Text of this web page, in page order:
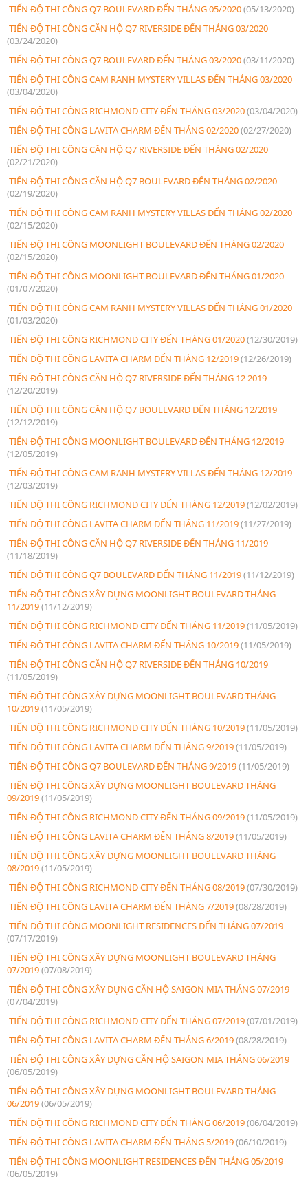
TIẾN ĐỘ THI CÔNG Q7 BOULEVARD ĐẾN THÁNG 05/2020(05/13/2020)
TIẾN ĐỘ THI CÔNG CĂN HỘ Q7 RIVERSIDE ĐẾN THÁNG 03/2020
(03/24/2020)
TIẾN ĐỘ THI CÔNG Q7 BOULEVARD ĐẾN THÁNG 03/2020(03/11/2020)
TIẾN ĐỘ THI CÔNG CAM RANH MYSTERY VILLAS ĐẾN THÁNG 03/2020
(03/04/2020)
TIẾN ĐỘ THI CÔNG RICHMOND CITY ĐẾN THÁNG 03/2020(03/04/2020)
TIẾN ĐỘ THI CÔNG LAVITA CHARM ĐẾN THÁNG 02/2020(02/27/2020)
TIẾN ĐỘ THI CÔNG CĂN HỘ Q7 RIVERSIDE ĐẾN THÁNG 02/2020
(02/21/2020)
TIẾN ĐỘ THI CÔNG CĂN HỘ Q7 BOULEVARD ĐẾN THÁNG 02/2020
(02/19/2020)
TIẾN ĐỘ THI CÔNG CAM RANH MYSTERY VILLAS ĐẾN THÁNG 02/2020
(02/15/2020)
TIẾN ĐỘ THI CÔNG MOONLIGHT BOULEVARD ĐẾN THÁNG 02/2020
(02/15/2020)
TIẾN ĐỘ THI CÔNG MOONLIGHT BOULEVARD ĐẾN THÁNG 01/2020
(01/07/2020)
TIẾN ĐỘ THI CÔNG CAM RANH MYSTERY VILLAS ĐẾN THÁNG 01/2020
(01/03/2020)
TIẾN ĐỘ THI CÔNG RICHMOND CITY ĐẾN THÁNG 01/2020(12/30/2019)
TIẾN ĐỘ THI CÔNG LAVITA CHARM ĐẾN THÁNG 12/2019(12/26/2019)
TIẾN ĐỘ THI CÔNG CĂN HỘ Q7 RIVERSIDE ĐẾN THÁNG 12 2019
(12/20/2019)
TIẾN ĐỘ THI CÔNG CĂN HỘ Q7 BOULEVARD ĐẾN THÁNG 12/2019
(12/12/2019)
TIẾN ĐỘ THI CÔNG MOONLIGHT BOULEVARD ĐẾN THÁNG 12/2019
(12/05/2019)
TIẾN ĐỘ THI CÔNG CAM RANH MYSTERY VILLAS ĐẾN THÁNG 12/2019
(12/03/2019)
TIẾN ĐỘ THI CÔNG RICHMOND CITY ĐẾN THÁNG 12/2019(12/02/2019)
TIẾN ĐỘ THI CÔNG LAVITA CHARM ĐẾN THÁNG 11/2019(11/27/2019)
TIẾN ĐỘ THI CÔNG CĂN HỘ Q7 RIVERSIDE ĐẾN THÁNG 11/2019
(11/18/2019)
TIẾN ĐỘ THI CÔNG Q7 BOULEVARD ĐẾN THÁNG 11/2019(11/12/2019)
TIẾN ĐỘ THI CÔNG XÂY DỰNG MOONLIGHT BOULEVARD THÁNG
11/2019(11/12/2019)
TIẾN ĐỘ THI CÔNG RICHMOND CITY ĐẾN THÁNG 11/2019(11/05/2019)
TIẾN ĐỘ THI CÔNG LAVITA CHARM ĐẾN THÁNG 10/2019(11/05/2019)
TIẾN ĐỘ THI CÔNG CĂN HỘ Q7 RIVERSIDE ĐẾN THÁNG 10/2019
(11/05/2019)
TIẾN ĐỘ THI CÔNG XÂY DỰNG MOONLIGHT BOULEVARD THÁNG
10/2019(11/05/2019)
TIẾN ĐỘ THI CÔNG RICHMOND CITY ĐẾN THÁNG 10/2019(11/05/2019)
TIẾN ĐỘ THI CÔNG LAVITA CHARM ĐẾN THÁNG 9/2019(11/05/2019)
TIẾN ĐỘ THI CÔNG Q7 BOULEVARD ĐẾN THÁNG 9/2019(11/05/2019)
TIẾN ĐỘ THI CÔNG XÂY DỰNG MOONLIGHT BOULEVARD THÁNG
09/2019(11/05/2019)
TIẾN ĐỘ THI CÔNG RICHMOND CITY ĐẾN THÁNG 09/2019(11/05/2019)
TIẾN ĐỘ THI CÔNG LAVITA CHARM ĐẾN THÁNG 8/2019(11/05/2019)
TIẾN ĐỘ THI CÔNG XÂY DỰNG MOONLIGHT BOULEVARD THÁNG
08/2019(11/05/2019)
TIẾN ĐỘ THI CÔNG RICHMOND CITY ĐẾN THÁNG 08/2019(07/30/2019)
TIẾN ĐỘ THI CÔNG LAVITA CHARM ĐẾN THÁNG 7/2019(08/28/2019)
TIẾN ĐỘ THI CÔNG MOONLIGHT RESIDENCES ĐẾN THÁNG 07/2019
(07/17/2019)
TIẾN ĐỘ THI CÔNG XÂY DỰNG MOONLIGHT BOULEVARD THÁNG
07/2019(07/08/2019)
TIẾN ĐỘ THI CÔNG XÂY DỰNG CĂN HỘ SAIGON MIA THÁNG 07/2019
(07/04/2019)
TIẾN ĐỘ THI CÔNG RICHMOND CITY ĐẾN THÁNG 07/2019(07/01/2019)
TIẾN ĐỘ THI CÔNG LAVITA CHARM ĐẾN THÁNG 6/2019(08/28/2019)
TIẾN ĐỘ THI CÔNG XÂY DỰNG CĂN HỘ SAIGON MIA THÁNG 06/2019
(06/05/2019)
TIẾN ĐỘ THI CÔNG XÂY DỰNG MOONLIGHT BOULEVARD THÁNG
06/2019(06/05/2019)
TIẾN ĐỘ THI CÔNG RICHMOND CITY ĐẾN THÁNG 06/2019(06/04/2019)
TIẾN ĐỘ THI CÔNG LAVITA CHARM ĐẾN THÁNG 5/2019(06/10/2019)
TIẾN ĐỘ THI CÔNG MOONLIGHT RESIDENCES ĐẾN THÁNG 05/2019
(06/05/2019)